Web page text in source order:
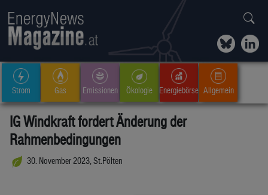
Strom Gas Emissionen Ökologie Energiebörse Allgemein
IG Windkraft fordert Änderung der
Rahmenbedingungen
30. November 2023, St.Pölten